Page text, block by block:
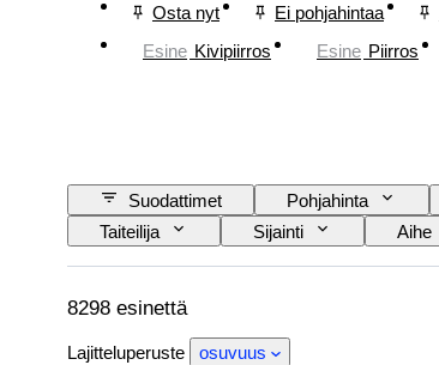
Osta nyt Ei pohjahintaa
Esine Kivipiirros Esine Piirros
Suodattimet Pohjahinta
Taiteilija
Sijainti Aihe
8298 esinettä
Lajitteluperuste osuvuus